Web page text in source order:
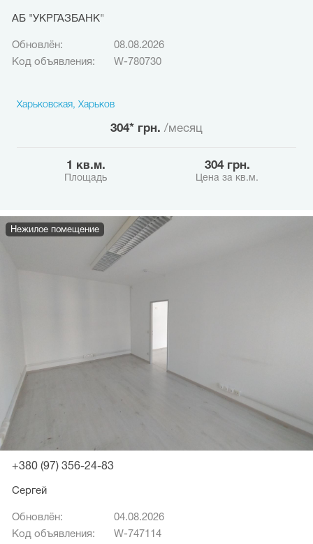
АБ "УКРГАЗБАНК"
Обновлён:
08.08.2026
Код объявления:
W-780730
Харьковская, Харьков
304* грн. /месяц
1 кв.м.
Площадь
304 грн.
Цена за кв.м.
+380 (97) 356-24-83
Сергей
Обновлён:
04.08.2026
Код объявления:
W-747114
Нежилое помещение